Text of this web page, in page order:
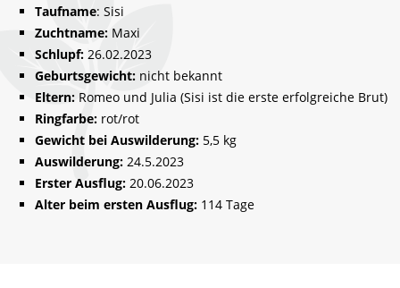
Taufname: Sisi
Zuchtname:Maxi
Schlupf:26.02.2023
Geburtsgewicht:nicht bekannt
Eltern:Romeo und Julia (Sisi ist die erste erfolgreiche Brut)
Ringfarbe:rot/rot
Gewicht bei Auswilderung: 5,5 kg
Auswilderung:24.5.2023
Erster Ausflug:20.06.2023
Alter beim ersten Ausflug:114 Tage